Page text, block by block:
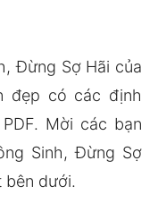
Đừng Sợ Hãi của
đẹp có các định
Mời các bạn
Sinh, Đừng Sợ
bên dưới.